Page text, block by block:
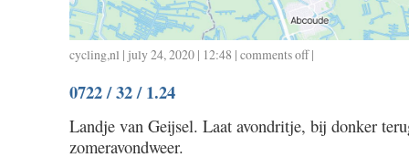
cycling,nl | july 24, 2020 | 12:48 | comments offon
|
0722 / 32 / 1.24
Landje van Geijsel. Laat avondritje, bij donker
zomeravondweer.